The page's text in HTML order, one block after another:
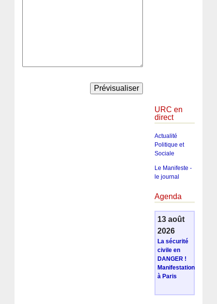
URC en
direct
Actualité
Politique et
Sociale
Le Manifeste -
le journal
Agenda
13 août
2026
La sécurité
civile en
DANGER !
Manifestation
à Paris